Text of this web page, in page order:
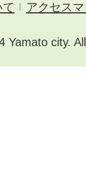
アクセス
Yamato city.